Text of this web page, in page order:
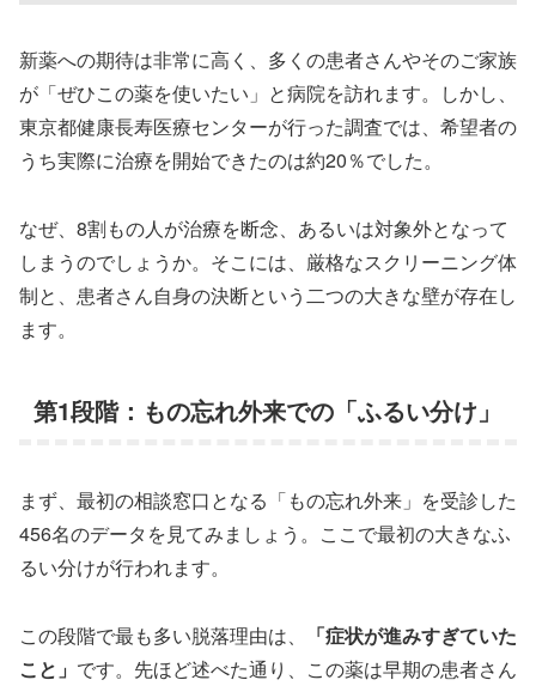
新薬への期待は非常に高く、多くの患者さんやそのご家族
が「ぜひこの薬を使いたい」と病院を訪れます。しかし、
東京都健康長寿医療センターが行った調査では、希望者の
うち実際に治療を開始できたのは約20％でした。
なぜ、8割もの人が治療を断念、あるいは対象外となって
しまうのでしょうか。そこには、厳格なスクリーニング体
制と、患者さん自身の決断という二つの大きな壁が存在し
ます。
第1段階：もの忘れ外来での「ふるい分け」
まず、最初の相談窓口となる「もの忘れ外来」を受診した
456名のデータを見てみましょう。ここで最初の大きなふ
るい分けが行われます。
この段階で最も多い脱落理由は、
「症状が進みすぎていた
こと」 です。先ほど述べた通り、この薬は早期の患者さん